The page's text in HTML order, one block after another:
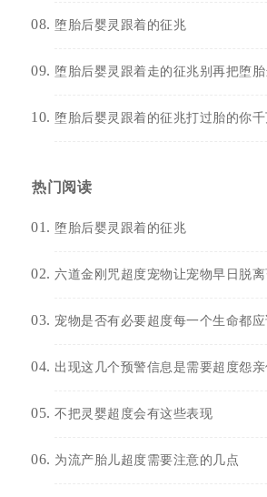
堕胎后婴灵跟着的征兆
堕胎后婴灵跟着走的征兆别再把堕
堕胎后婴灵跟着的征兆打过胎的你
热门阅读
堕胎后婴灵跟着的征兆
六道金刚咒超度宠物让宠物早日脱
宠物是否有必要超度每一个生命都
出现这几个预警信息是需要超度怨
不把灵婴超度会有这些表现
为流产胎儿超度需要注意的几点